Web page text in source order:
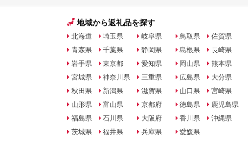
地域から返礼品を探す
北海道
青森県
岩手県
宮城県
秋田県
山形県
福島県
茨城県
埼玉県
千葉県
東京都
神奈川県
新潟県
富山県
石川県
福井県
岐阜県
静岡県
愛知県
三重県
滋賀県
京都府
大阪府
兵庫県
鳥取県
島根県
岡山県
広島県
山口県
徳島県
香川県
愛媛県
佐賀県
長崎県
熊本県
大分県
宮崎県
鹿児島県
沖縄県